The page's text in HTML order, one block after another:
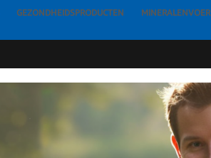
GEZONDHEIDSPRODUCTEN MINERALENVOER